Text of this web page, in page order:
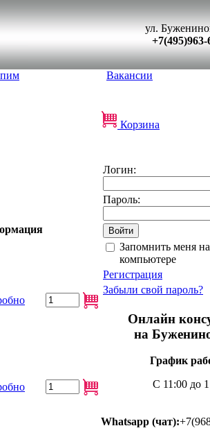
ул.
+7(495)963-
Вакансии
Корзина
Логин:
Пароль:
Запомнить меня
компьютере
Регистрация
Забыли свой пароль?
Онлайн
на
График
С 11:00 до
Whatsapp (чат):